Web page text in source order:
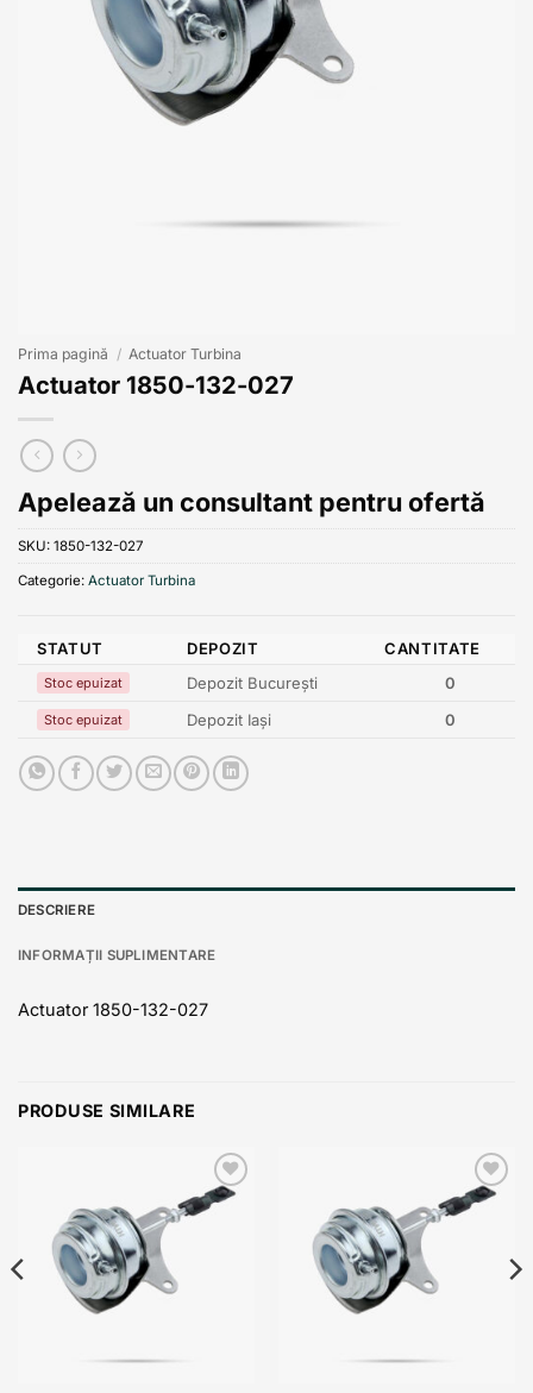
Prima pagină / Actuator Turbina
Actuator 1850-132-027
Apelează un consultant pentru ofertă
SKU: 1850-132-027
Categorie: Actuator Turbina
STATUT DEPOZIT CANTITATE
Stoc epuizat Depozit București 0
Stoc epuizat Depozit Iași 0
DESCRIERE
INFORMAȚII SUPLIMENTARE
Actuator 1850-132-027
PRODUSE SIMILARE
Add to
wishlist
Add to
wishlist